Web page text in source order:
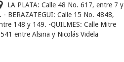
LA PLATA: Calle 48 No. 617, entre 7 y
- BERAZATEGUI: Calle 15 No. 4848,
148 y 149. -QUILMES: Calle Mitre
entre Alsina y Nicolás Videla